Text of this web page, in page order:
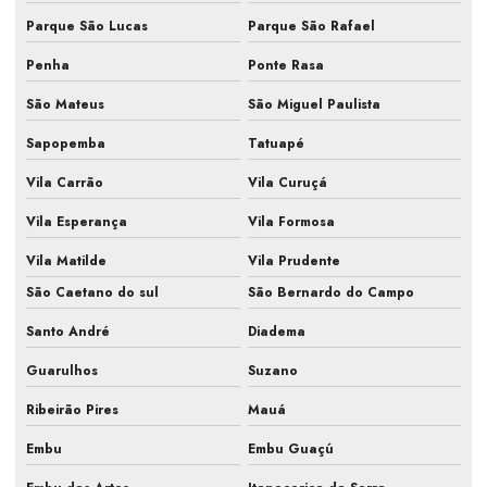
Manutenção do sistema de climatização
Manutenção e higienização de ar condicionado
Manutenção hvac
Manutenção preventiva de ar condicionado
Manutenção preventiva de ar condicionado em escritório
Manutenção preventiva de ar condicionado em indústria
Manutenção preventiva de ar condicionado em laboratório
Manutenção preventiva ar condicionado pmoc
Manutenção preventiva de ar condicionado preço
Parque São Lucas
Parque São Rafael
Penha
Ponte Rasa
São Mateus
São Miguel Paulista
Sapopemba
Tatuapé
Vila Carrão
Vila Curuçá
Vila Esperança
Vila Formosa
Vila Matilde
Vila Prudente
São Caetano do sul
São Bernardo do Campo
Santo André
Diadema
Guarulhos
Suzano
Ribeirão Pires
Mauá
Embu
Embu Guaçú